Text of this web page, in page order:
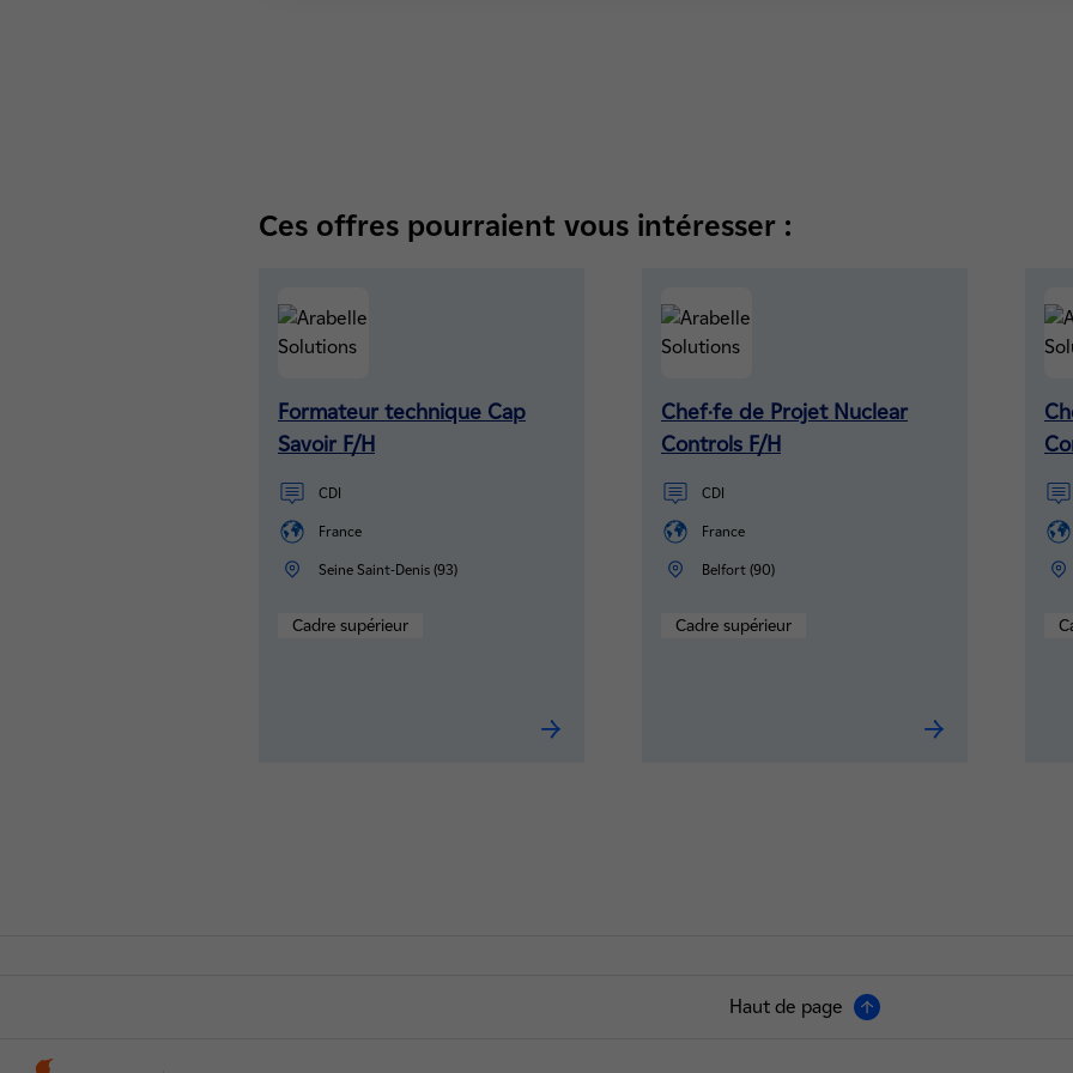
Ces offres pourraient vous intéresser :
Formateur technique Cap
Savoir F/H
CDI
France
Seine Saint-Denis (93)
Cadre supérieur
Formateur technique Cap Savoir F/H
Chef·fe de Projet Nuclear
Controls F/H
CDI
France
Belfort (90)
Cadre supérieur
Chef·fe de Projet
Haut de page